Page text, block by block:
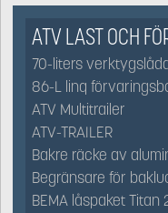
ATV LAST OCH
70-liters
86-L linq
ATV Multitrailer
ATV-TRAILER
Bakre räcke av
Begränsare för
BEMA låspaket Titan